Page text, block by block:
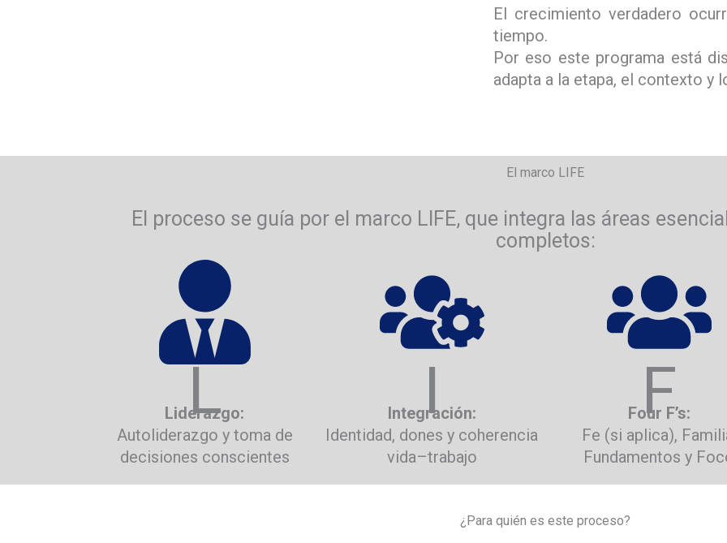
El crecimiento verdadero
tiempo.
Por eso este programa está
adapta a la etapa, el contexto y
El marco LIFE
El proceso se guía por el marco LIFE, que integra las áreas
completos:
L
Liderazgo:
Autoliderazgo y toma de
decisiones conscientes
I
Integración:
Identidad, dones y coherencia
vida–trabajo
F
Four F’s:
Fe (si aplica),
Fundamentos y
¿Para quién es este proceso?